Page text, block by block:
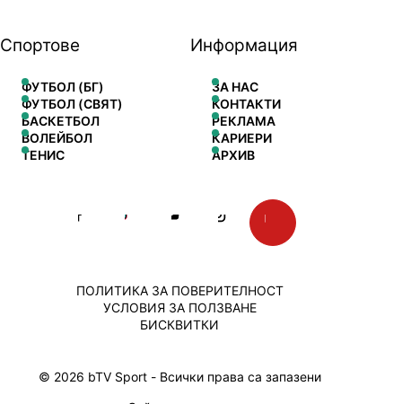
Спортове
ФУТБОЛ (БГ)
ФУТБОЛ (СВЯТ)
БАСКЕТБОЛ
ВОЛЕЙБОЛ
ТЕНИС
Информация
ЗА НАС
КОНТАКТИ
РЕКЛАМА
КАРИЕРИ
АРХИВ
© 2026 bTV Sport - Всички права са запазени
ПОЛИТИКА ЗА ПОВЕРИТЕЛНОСТ
УСЛОВИЯ ЗА ПОЛЗВАНЕ
БИСКВИТКИ